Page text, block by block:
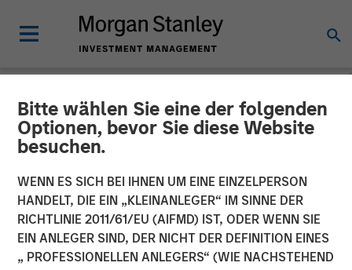
Bitte wählen Sie eine der folgenden
Optionen, bevor Sie diese Website
besuchen.
WENN ES SICH BEI IHNEN UM EINE EINZELPERSON
HANDELT, DIE EIN „KLEINANLEGER“ IM SINNE DER
RICHTLINIE 2011/61/EU (AIFMD) IST, ODER WENN SIE
EIN ANLEGER SIND, DER NICHT DER DEFINITION EINES
„ PROFESSIONELLEN ANLEGERS“ (WIE NACHSTEHEND
NEWSROOM
Morgan Stanley Energy
Partners and Durango
Midstream Announce
Strategic Partnership